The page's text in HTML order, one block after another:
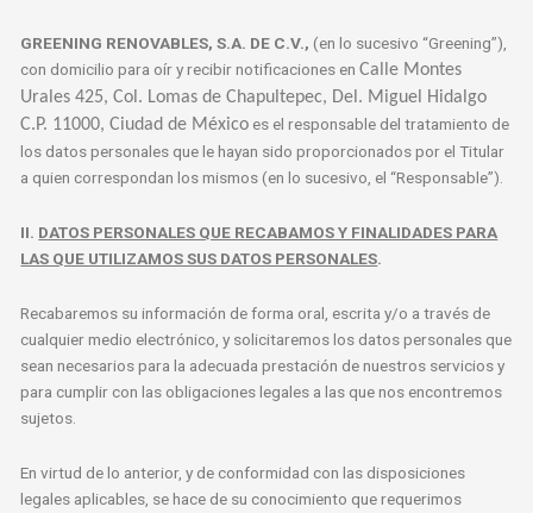
GREENING RENOVABLES, S.A. DE C.V., (en lo sucesivo “Greening”),
con domicilio para oír y recibir notificaciones enCalle Montes
Urales 425, Col. Lomas de Chapultepec, Del. Miguel Hidalgo
C.P. 11000, Ciudad de México es el responsable del tratamiento de
los datos personales que le hayan sido proporcionados por el Titular
a quien correspondan los mismos (en lo sucesivo, el “Responsable”).
II. DATOS PERSONALES QUE RECABAMOS Y FINALIDADES PARA
LAS QUE UTILIZAMOS SUS DATOS PERSONALES.
Recabaremos su información de forma oral, escrita y/o a través de
cualquier medio electrónico, y solicitaremos los datos personales que
sean necesarios para la adecuada prestación de nuestros servicios y
para cumplir con las obligaciones legales a las que nos encontremos
sujetos.
En virtud de lo anterior, y de conformidad con las disposiciones
legales aplicables, se hace de su conocimiento que requerimos